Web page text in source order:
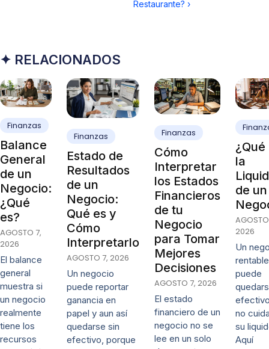
Restaurante? ›
✦ RELACIONADOS
Finanzas
Balance
General
de un
Negocio:
¿Qué
es?
AGOSTO 7,
2026
El balance
general
muestra si
un negocio
realmente
tiene los
recursos
Finanzas
Estado de
Resultados
de un
Negocio:
Qué es y
Cómo
Interpretarlo
AGOSTO 7, 2026
Un negocio
puede reportar
ganancia en
papel y aun así
quedarse sin
efectivo, porque
Finanzas
Cómo
Interpretar
los Estados
Financieros
de tu
Negocio
para Tomar
Mejores
Decisiones
AGOSTO 7, 2026
El estado
financiero de un
negocio no se
lee en un solo
¿Qué
la
de un
2026
Un
rentable
puede
no
su
Aquí